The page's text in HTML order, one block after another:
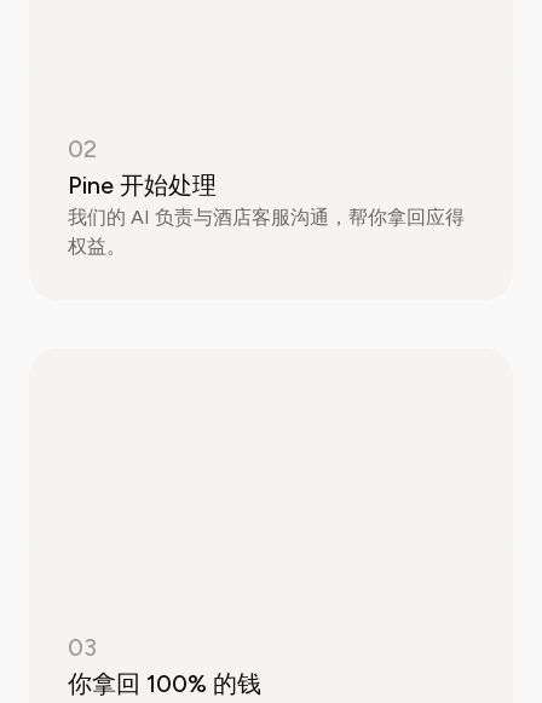
02
Pine 开始处理
我们的 AI 负责与酒店客服沟通，帮你拿回应得
权益。
03
你拿回 100% 的钱